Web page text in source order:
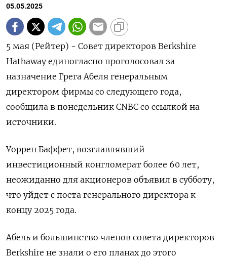
05.05.2025
5 мая (Рейтер) - Совет директоров Berkshire
Hathaway единогласно проголосовал за
назначение Грега Абеля генеральным
директором фирмы со следующего года,
сообщила в понедельник CNBC со ссылкой на
источники.
Уоррен Баффет, возглавлявший
инвестиционный конгломерат более 60 лет,
неожиданно для акционеров объявил в субботу,
что уйдет с поста генерального директора к
концу 2025 года.
Абель и большинство членов совета директоров
Berkshire не знали о его планах до этого